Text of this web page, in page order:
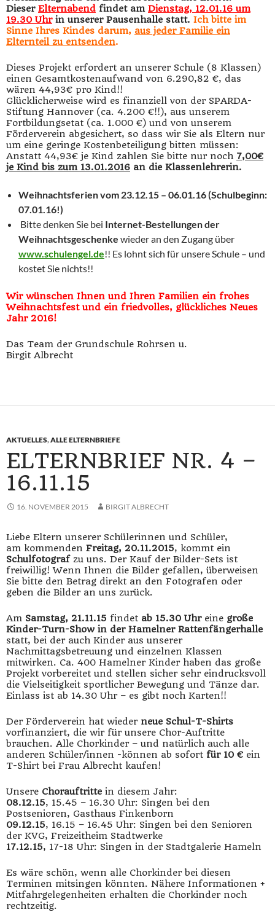
Dieser Elternabend findet am Dienstag, 12.01.16 um
19.30 Uhrin unserer Pausenhalle statt. Ich bitte im
Sinne Ihres Kindes darum, aus jeder Familie ein
Elternteil zu entsenden.
Dieses Projekt erfordert an unserer Schule (8 Klassen)
einen Gesamtkostenaufwand von 6.290,82 €, das
wären 44,93€ pro Kind!!
Glücklicherweise wird es finanziell von der SPARDA-
Stiftung Hannover (ca. 4.200 €!!), aus unserem
Fortbildungsetat (ca. 1.000 €) und von unserem
Förderverein abgesichert, so dass wir Sie als Eltern nur
um eine geringe Kostenbeteiligung bitten müssen:
Anstatt 44,93€ je Kind zahlen Sie bitte nur noch 7,00€
je Kind bis zum 13.01.2016 an die Klassenlehrerin.
Weihnachtsferien vom 23.12.15 – 06.01.16 (Schulbeginn:
07.01.16!)
Bitte denken Sie bei Internet-Bestellungen der
Weihnachtsgeschenke wieder an den Zugang über
www.schulengel.de!! Es lohnt sich für unsere Schule – und
kostet Sie nichts!!
Wir wünschen Ihnen und Ihren Familien ein frohes
Weihnachtsfest und ein friedvolles, glückliches Neues
Jahr 2016!
Das Team der Grundschule Rohrsen u.
Birgit Albrecht
AKTUELLES,ALLE ELTERNBRIEFE
ELTERNBRIEF NR. 4 –
16.11.15
16. NOVEMBER 2015 BIRGIT ALBRECHT
Liebe Eltern unserer Schülerinnen und Schüler,
am kommenden Freitag, 20.11.2015, kommt ein
Schulfotografzu uns. Der Kauf der Bilder-Sets ist
freiwillig! Wenn Ihnen die Bilder gefallen, überweisen
Sie bitte den Betrag direkt an den Fotografen oder
geben die Bilder an uns zurück.
Am Samstag, 21.11.15 findet ab 15.30 Uhreine große
Kinder-Turn-Show in der Hamelner Rattenfängerhalle
statt, bei der auch Kinder aus unserer
Nachmittagsbetreuung und einzelnen Klassen
mitwirken. Ca. 400 Hamelner Kinder haben das große
Projekt vorbereitet und stellen sicher sehr eindrucksvoll
die Vielseitigkeit sportlicher Bewegung und Tänze dar.
Einlass ist ab 14.30 Uhr – es gibt noch Karten!!
Der Förderverein hat wieder neue Schul-T-Shirts
vorfinanziert, die wir für unsere Chor-Auftritte
brauchen. Alle Chorkinder – und natürlich auch alle
anderen Schüler/innen -können ab sofort für 10 € ein
T-Shirt bei Frau Albrecht kaufen!
Unsere Chorauftritte in diesem Jahr:
08.12.15, 15.45 – 16.30 Uhr: Singen bei den
Postsenioren, Gasthaus Finkenborn
09.12.15, 16.15 – 16.45 Uhr: Singen bei den Senioren
der KVG, Freizeitheim Stadtwerke
17.12.15, 17-18 Uhr: Singen in der Stadtgalerie Hameln
Es wäre schön, wenn alle Chorkinder bei diesen
Terminen mitsingen könnten. Nähere Informationen +
Mitfahrgelegenheiten erhalten die Chorkinder noch
rechtzeitig.